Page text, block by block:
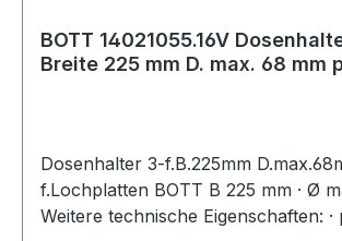
BOTT 14021055.16V Dosenhalter 3-
Breite 225 mm D. max. 68 mm
Dosenhalter 3-f.B.225mm
f.Lochplatten BOTT B 225 mm · Ø
Weitere technische Eigenschaften: ·